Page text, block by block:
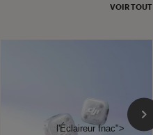
VOIR TOUT
l'Éclaireur fnac">